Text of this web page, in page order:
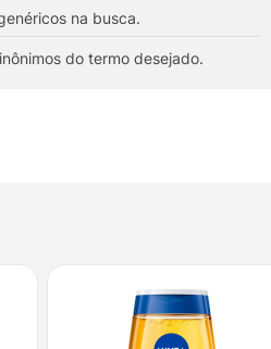
na busca.
do termo desejado.